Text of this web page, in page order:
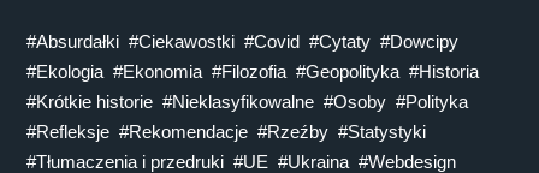
#Absurdałki #Ciekawostki #Covid #Cytaty #Dowcipy
#Ekologia #Ekonomia #Filozofia #Geopolityka #Historia
#Krótkie historie #Nieklasyfikowalne #Osoby #Polityka
#Refleksje #Rekomendacje #Rzeźby #Statystyki
#Tłumaczenia i przedruki #UE #Ukraina #Webdesign